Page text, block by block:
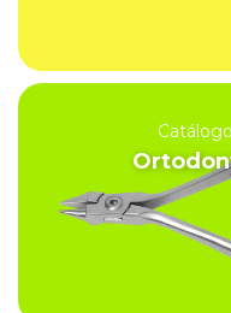
Catálogo